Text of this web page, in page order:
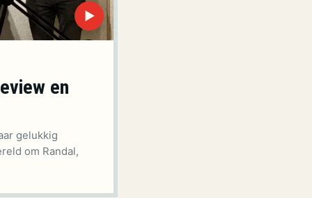
▶
en
gelukkig
om Randal,